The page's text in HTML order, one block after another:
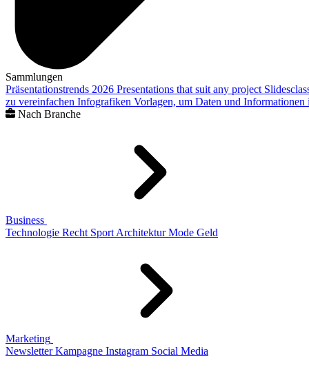
Sammlungen
Präsentationstrends 2026 Presentations that suit any project
zu vereinfachen Infografiken Vorlagen, um Daten und
Nach Branche
Business
Technologie Recht Sport Architektur Mode Geld
Marketing
Newsletter Kampagne Instagram Social Media